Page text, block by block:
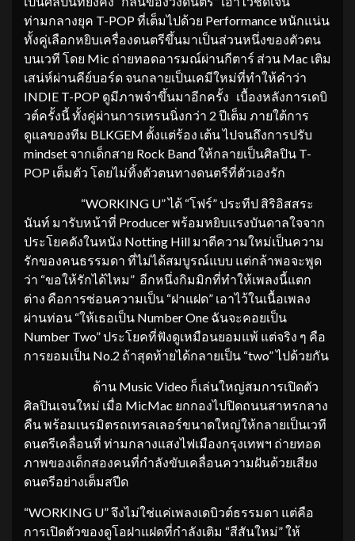
ท่ามกลางยุค T-POP ที่เต็มไปด้วย Performance หนักแน่น
ทั้งคู่เลือกหยิบเครื่องดนตรีขึ้นมาเป็นส่วนหนึ่งของตัวตน
บนเวที โดย Mic ถ่ายทอดอารมณ์ผ่านกีตาร์ ส่วน Mac เติม
เสน่ห์ผ่านคีย์บอร์ด จนกลายเป็นเคมีใหม่ที่ทำให้คำว่า
INDIE T-POP ดูมีภาพจำขึ้นมาอีกครั้ง เบื้องหลังการเดบิ
วต์ครั้งนี้ ทั้งคู่ผ่านการเทรนนิ่งกว่า 2 ปีเต็ม ภายใต้การ
ดูแลของทีม BLKGEM ตั้งแต่ร้อง เต้น ไปจนถึงการปรับ
mindset จากเด็กสาย Rock Band ให้กลายเป็นศิลปิน T-
POP เต็มตัว โดยไม่ทิ้งตัวตนทางดนตรีที่ตัวเองรัก
“WORKING U” ได้ “โฟร์” ประทีป สิริอิสสระ
นันท์ มารับหน้าที่ Producer พร้อมหยิบแรงบันดาลใจจาก
ประโยคดังในหนัง Notting Hill มาตีความใหม่เป็นความ
รักของคนธรรมดา ที่ไม่ได้สมบูรณ์แบบ แต่กล้าพอจะพูด
ว่า “ขอให้รักได้ไหม” อีกหนึ่งกิมมิกที่ทำให้เพลงนี้แตก
ต่าง คือการซ่อนความเป็น “ฝาแฝด” เอาไว้ในเนื้อเพลง
ผ่านท่อน “ให้เธอเป็น Number One ฉันจะคอยเป็น
Number Two” ประโยคที่ฟังดูเหมือนยอมแพ้ แต่จริง ๆ คือ
การยอมเป็น No.2 ถ้าสุดท้ายได้กลายเป็น “two” ไปด้วยกัน
ด้าน Music Video ก็เล่นใหญ่สมการเปิดตัว
ศิลปินเจนใหม่ เมื่อ MicMac ยกกองไปปิดถนนสาทรกลาง
คืน พร้อมเนรมิตรถเทรลเลอร์ขนาดใหญ่ให้กลายเป็นเวที
ดนตรีเคลื่อนที่ ท่ามกลางแสงไฟเมืองกรุงเทพฯ ถ่ายทอด
ภาพของเด็กสองคนที่กำลังขับเคลื่อนความฝันด้วยเสียง
ดนตรีอย่างเต็มสปีด
“WORKING U” จึงไม่ใช่แค่เพลงเดบิวต์ธรรมดา แต่คือ
การเปิดตัวของดูโอฝาแฝดที่กำลังเติม “สีสันใหม่” ให้